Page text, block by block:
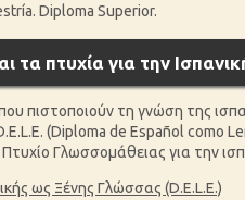
Diploma Superior.
τα πτυχία για την
πιστοποιούν τη γνώση της
(Diploma de Español como
Πτυχίο Γλωσσομάθειας για την
ως Ξένης Γλώσσας (D.E.L.E.)